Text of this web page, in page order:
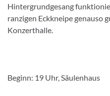
Hintergrundgesang
ranzigen Eckkneipe genauso
Konzerthalle.
Beginn: 19 Uhr, Säulenhaus